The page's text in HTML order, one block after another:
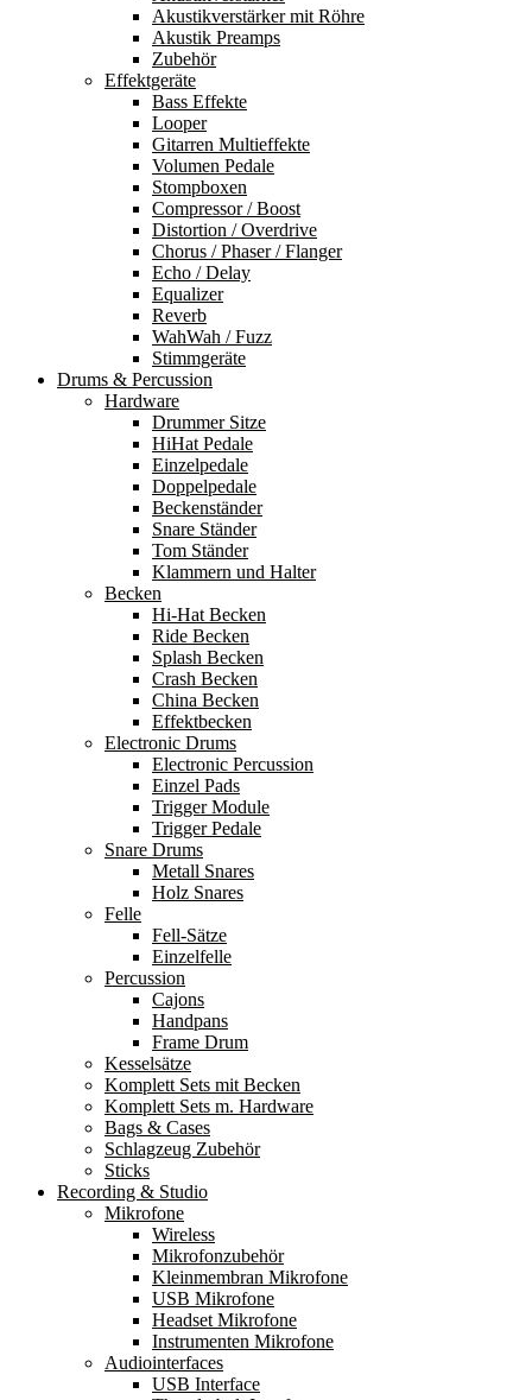
Akustikverstärker mit Röhre
Akustik Preamps
Zubehör
Effektgeräte
Bass Effekte
Looper
Gitarren Multieffekte
Volumen Pedale
Stompboxen
Compressor / Boost
Distortion / Overdrive
Chorus / Phaser / Flanger
Echo / Delay
Equalizer
Reverb
WahWah / Fuzz
Stimmgeräte
Drums & Percussion
Hardware
Drummer Sitze
HiHat Pedale
Einzelpedale
Doppelpedale
Beckenständer
Snare Ständer
Tom Ständer
Klammern und Halter
Becken
Hi-Hat Becken
Ride Becken
Splash Becken
Crash Becken
China Becken
Effektbecken
Electronic Drums
Electronic Percussion
Einzel Pads
Trigger Module
Trigger Pedale
Snare Drums
Metall Snares
Holz Snares
Felle
Fell-Sätze
Einzelfelle
Percussion
Cajons
Handpans
Frame Drum
Kesselsätze
Komplett Sets mit Becken
Komplett Sets m. Hardware
Bags & Cases
Schlagzeug Zubehör
Sticks
Recording & Studio
Mikrofone
Wireless
Mikrofonzubehör
Kleinmembran Mikrofone
USB Mikrofone
Headset Mikrofone
Instrumenten Mikrofone
Audiointerfaces
USB Interface